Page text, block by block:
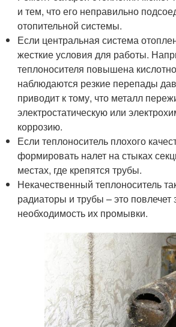
и тем, что его неправильно
отопительной системы.
Если центральная система
жесткие условия для работы.
теплоносителя повышена
наблюдаются резкие перепады
приводит к тому, что металл
электростатическую или
коррозию.
Если теплоноситель плохого
формировать налет на стыках
местах, где крепятся трубы.
Некачественный теплоноситель
радиаторы и трубы – это повлечет
необходимость их промывки.